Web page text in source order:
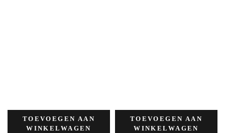
TOEVOEGEN AAN
WINKELWAGEN
TOEVOEGEN AAN
WINKELWAGEN